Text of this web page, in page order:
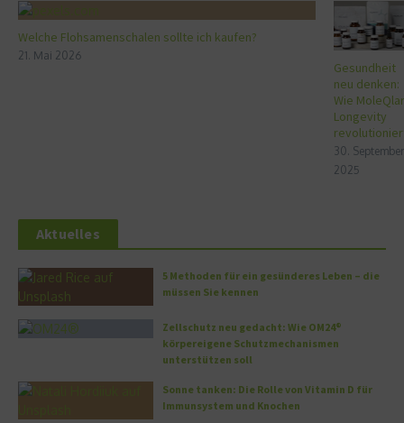
Welche Flohsamenschalen sollte ich kaufen?
21. Mai 2026
Gesundheit
neu denken:
Wie MoleQlar
Longevity
30. September
2025
Aktuelles
5 Methoden für ein gesünderes Leben – die
müssen Sie kennen
Zellschutz neu gedacht: Wie OM24®
körpereigene Schutzmechanismen
unterstützen soll
Sonne tanken: Die Rolle von Vitamin D für
Immunsystem und Knochen